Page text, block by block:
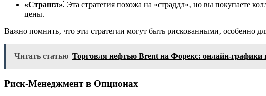
«Странгл»⁚ Эта стратегия похожа на «страддл»‚ но вы покупаете
цены.
Важно помнить‚ что эти стратегии могут быть рискованными‚ особенно
Читать статью Торговля нефтью Brent на Форекс: онлайн-
Риск-Менеджмент в Опционах